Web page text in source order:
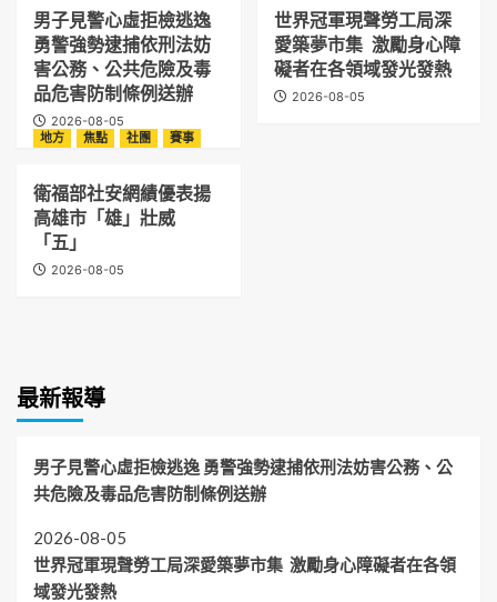
男子見警心虛拒檢逃逸
勇警強勢逮捕依刑法妨
害公務、公共危險及毒
品危害防制條例送辦
2026-08-05
世界冠軍現聲勞工局深
愛築夢市集 激勵身心障
礙者在各領域發光發熱
2026-08-05
地方 焦點 社團 賽事
衛福部社安網績優表揚
高雄市「雄」壯威
「五」
2026-08-05
最新報導
男子見警心虛拒檢逃逸 勇警強勢逮捕依刑法妨害公務、公
共危險及毒品危害防制條例送辦
2026-08-05
世界冠軍現聲勞工局深愛築夢市集 激勵身心障礙者在各領
域發光發熱